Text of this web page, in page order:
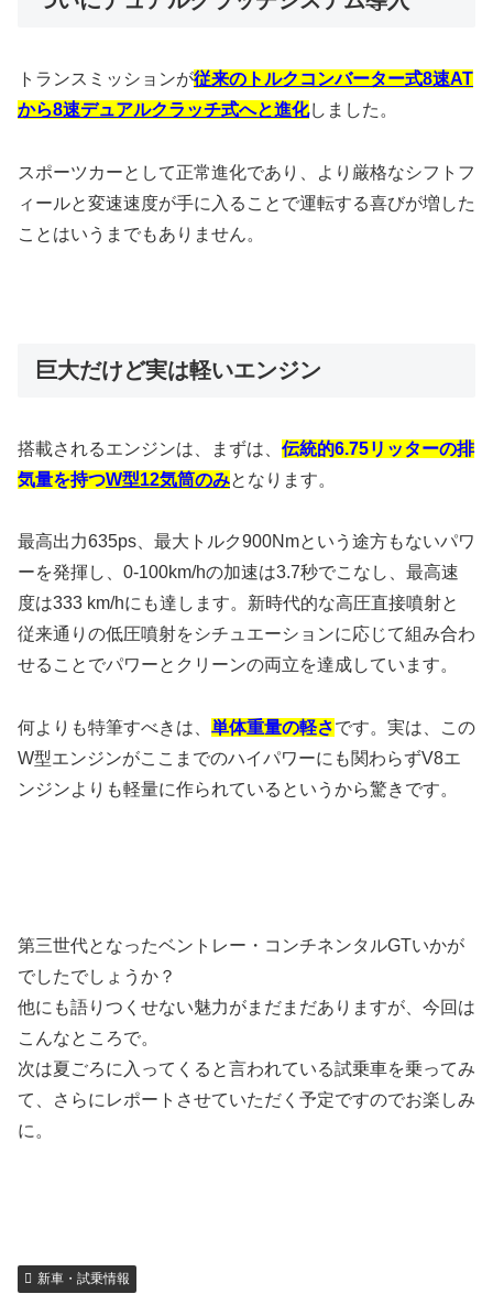
トランスミッションが従来のトルクコンバーター式8速AT
から8速デュアルクラッチ式へと進化しました。
スポーツカーとして正常進化であり、より厳格なシフトフ
ィールと変速速度が手に入ることで運転する喜びが増した
ことはいうまでもありません。
巨大だけど実は軽いエンジン
搭載されるエンジンは、まずは、 伝統的6.75リッターの排
気量を持つW型12気筒のみとなります。
最高出力635ps、最大トルク900Nmという途方もないパワ
ーを発揮し、0-100km/hの加速は3.7秒でこなし、最高速
度は333 km/hにも達します。新時代的な高圧直接噴射と
従来通りの低圧噴射をシチュエーションに応じて組み合わ
せることでパワーとクリーンの両立を達成しています。
何よりも特筆すべきは、 単体重量の軽さです。実は、この
W型エンジンがここまでのハイパワーにも関わらずV8エ
ンジンよりも軽量に作られているというから驚きです。
第三世代となったベントレー・コンチネンタルGTいかが
でしたでしょうか？
他にも語りつくせない魅力がまだまだありますが、今回は
こんなところで。
次は夏ごろに入ってくると言われている試乗車を乗ってみ
て、さらにレポートさせていただく予定ですのでお楽しみ
に。
新車・試乗情報